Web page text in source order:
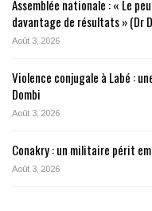
Assemblée nationale : « Le
davantage de résultats » (Dr
Août 3, 2026
Violence conjugale à Labé :
Dombi
Août 3, 2026
Conakry : un militaire périt
Août 3, 2026